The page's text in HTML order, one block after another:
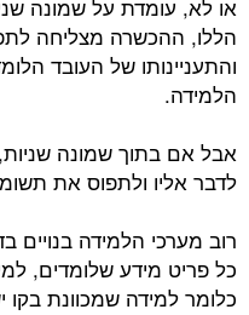
או לא, עומדת על שמונה
הללו, ההכשרה מצליחה
והתעניינותו של העובד
הלמידה.
אבל אם בתוך שמונה
לדבר אליו ולתפוס את
רוב מערכי הלמידה בנויים
כל פריט מידע שלומדים,
כלומר למידה שמכוונת בקו